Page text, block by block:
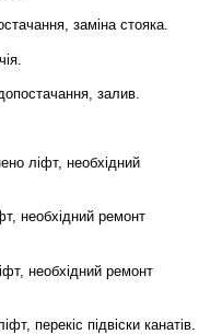
заміна стояка.
залив.
ліфт, необхідний
необхідний ремонт
необхідний ремонт
перекіс підвіски канатів.